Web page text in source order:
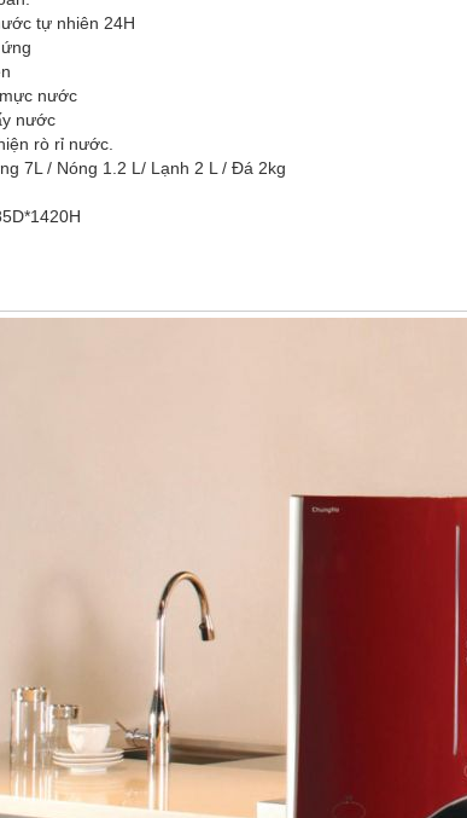
tự nhiên 24H
nước
nước
rò rỉ nước.
7L / Nóng 1.2 L/ Lạnh 2 L / Đá 2kg